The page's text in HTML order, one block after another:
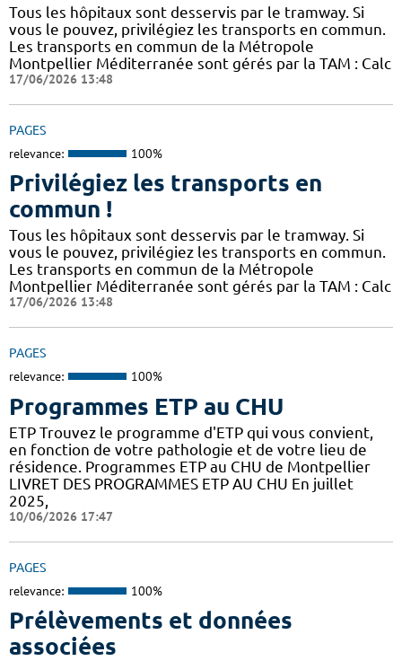
Tous les hôpitaux sont desservis par le tramway. Si
vous le pouvez, privilégiez les transports en commun.
Les transports en commun de la Métropole
Montpellier Méditerranée sont gérés par la TAM : Calc
17/06/2026 13:48
PAGES
relevance: 100%
Privilégiez les transports en
commun !
Tous les hôpitaux sont desservis par le tramway. Si
vous le pouvez, privilégiez les transports en commun.
Les transports en commun de la Métropole
Montpellier Méditerranée sont gérés par la TAM : Calc
17/06/2026 13:48
PAGES
relevance: 100%
Programmes ETP au CHU
ETP Trouvez le programme d'ETP qui vous convient,
en fonction de votre pathologie et de votre lieu de
résidence. Programmes ETP au CHU de Montpellier
LIVRET DES PROGRAMMES ETP AU CHU En juillet
2025,
10/06/2026 17:47
PAGES
relevance: 100%
Prélèvements et données
associées